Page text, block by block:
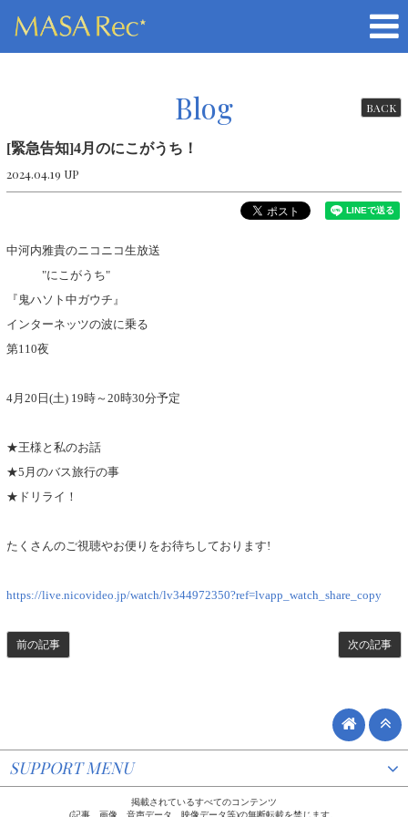
Blog BACK
[緊急告知]4月のにこがうち！
2024.04.19 UP
中河内雅貴のニコニコ生放送
"にこがうち"
『鬼ハソト中ガウチ』
インターネッツの波に乗る
第110夜
4月20日(土) 19時～20時30分予定
★王様と私のお話
★5月のバス旅行の事
★ドリライ！
たくさんのご視聴やお便りをお待ちしております!
https://live.nicovideo.jp/watch/lv344972350?ref=lvapp_watch_share_copy
次の記事
前の記事
SUPPORT MENU
掲載されているすべてのコンテンツ
(記事、画像、音声データ、映像データ等)の無断転載を禁じます。